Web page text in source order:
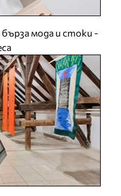
мода и стоки -